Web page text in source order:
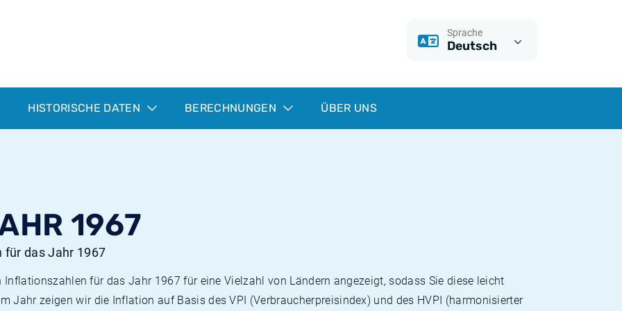
Sprache
Deutsch
HISTORISCHE DATEN BERECHNUNGEN ÜBER UNS
1967
das Jahr 1967
für das Jahr 1967 für eine Vielzahl von Ländern angezeigt, sodass Sie diese leicht
Jahr zeigen wir die Inflation auf Basis des VPI (Verbraucherpreisindex) und des HVPI (harmonisierter